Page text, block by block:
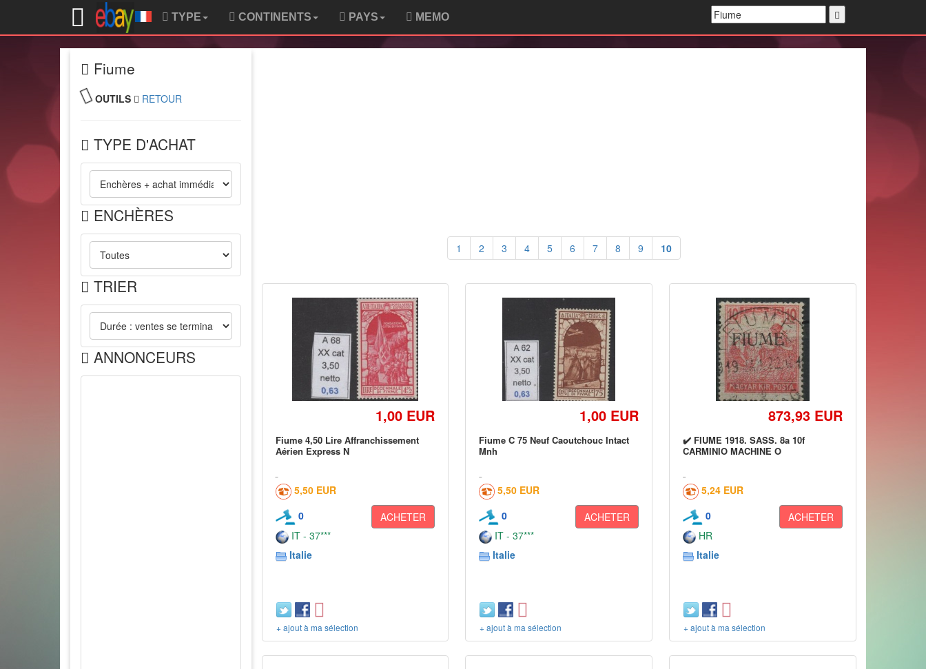
TYPE CONTINENTS PAYS MEMO
Fiume
OUTILS RETOUR
TYPE D'ACHAT
ENCHÈRES
TRIER
ANNONCEURS
1 2 3 4 5 6 7 8 9 10
1,00 EUR
Fiume 4,50 Lire Affranchissement
Aérien Express N
5,50 EUR
0
ACHETER
IT - 37***
Italie
+ ajout à ma sélection
1,00 EUR
Fiume C 75 Neuf Caoutchouc Intact
Mnh
5,50 EUR
0
ACHETER
IT - 37***
Italie
+ ajout à ma sélection
873,93 EUR
✔️ FIUME 1918. SASS. 8a 10f
CARMINIO MACHINE O
5,24 EUR
0
ACHETER
HR
Italie
+ ajout à ma sélection